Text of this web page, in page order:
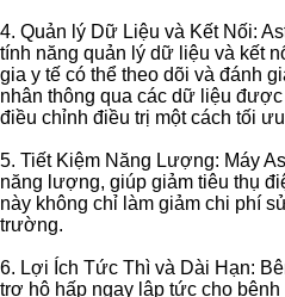
4. Quản lý Dữ Liệu và Kết Nối:
tính năng quản lý dữ liệu và kết
gia y tế có thể theo dõi và đánh
nhân thông qua các dữ liệu
điều chỉnh điều trị một cách tối
5. Tiết Kiệm Năng Lượng: Máy
năng lượng, giúp giảm tiêu thụ
này không chỉ làm giảm chi phí
trường.
6. Lợi Ích Tức Thì và Dài Hạn:
trợ hô hấp ngay lập tức cho